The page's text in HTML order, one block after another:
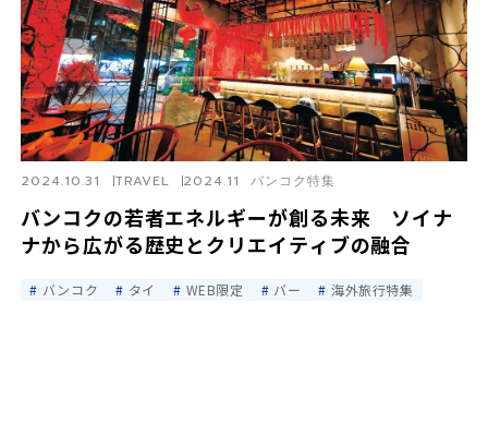
バンコクの若者エネルギーが創る未来 ソイナ
ナから広がる歴史とクリエイティブの融合
2024.10.31 TRAVEL 2024.11 バンコク特集
バンコク タイ WEB限定 バー 海外旅行特集